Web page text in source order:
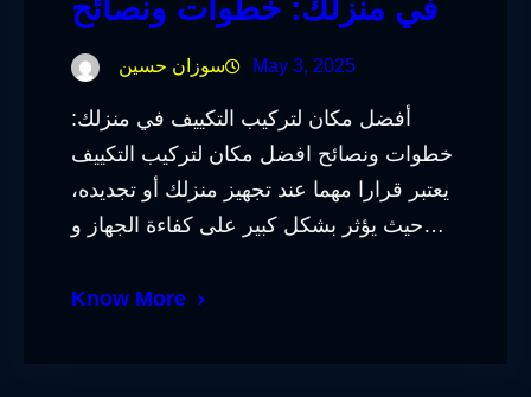
في منزلك: خطوات ونصائح
سوزان حسين May 3, 2025
أفضل مكان لتركيب التكييف في منزلك:
خطوات ونصائح افضل مكان لتركيب التكييف
يعتبر قرارا مهما عند تجهيز منزلك أو تجديده،
حيث يؤثر بشكل كبير على كفاءة الجهاز و…
Know More